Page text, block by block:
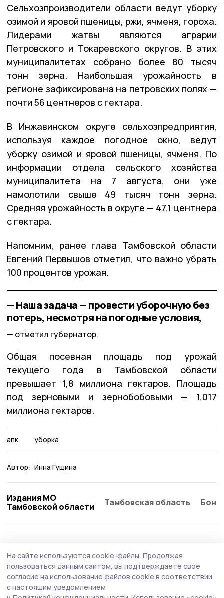
Сельхозпроизводители области ведут уборку
озимой и яровой пшеницы, ржи, ячменя, гороха.
Лидерами жатвы являются аграрии
Петровского и Токаревского округов. В этих
муниципалитетах собрано более 80 тысяч
тонн зерна. Наибольшая урожайность в
регионе зафиксирована на петровских полях —
почти 56 центнеров с гектара.
В Инжавинском округе сельхозпредприятия,
используя каждое погодное окно, ведут
уборку озимой и яровой пшеницы, ячменя. По
информации отдела сельского хозяйства
муниципалитета на 7 августа, они уже
намолотили свыше 49 тысяч тонн зерна.
Средняя урожайность в округе — 47,1 центнера
с гектара.
Напомним, ранее глава Тамбовской области
Евгений Первышов отметил, что важно убрать
100 процентов урожая.
— Наша задача — провести уборочную без
потерь, несмотря на погодные условия,
отметил губернатор.
Общая посевная площадь под урожай
текущего года в Тамбовской области
превышает 1,8 миллиона гектаров. Площадь
под зерновыми и зернобобовыми — 1,017
миллиона гектаров.
апк уборка
Автор: Инна Гущина
Издания МО
Тамбовской области
Тамбовская область
На сайте используются cookie-файлы. Продолжая
пользоваться данным сайтом, вы подтверждаете свое
согласие на использование файлов cookie в соответствии
с настоящим уведомлением